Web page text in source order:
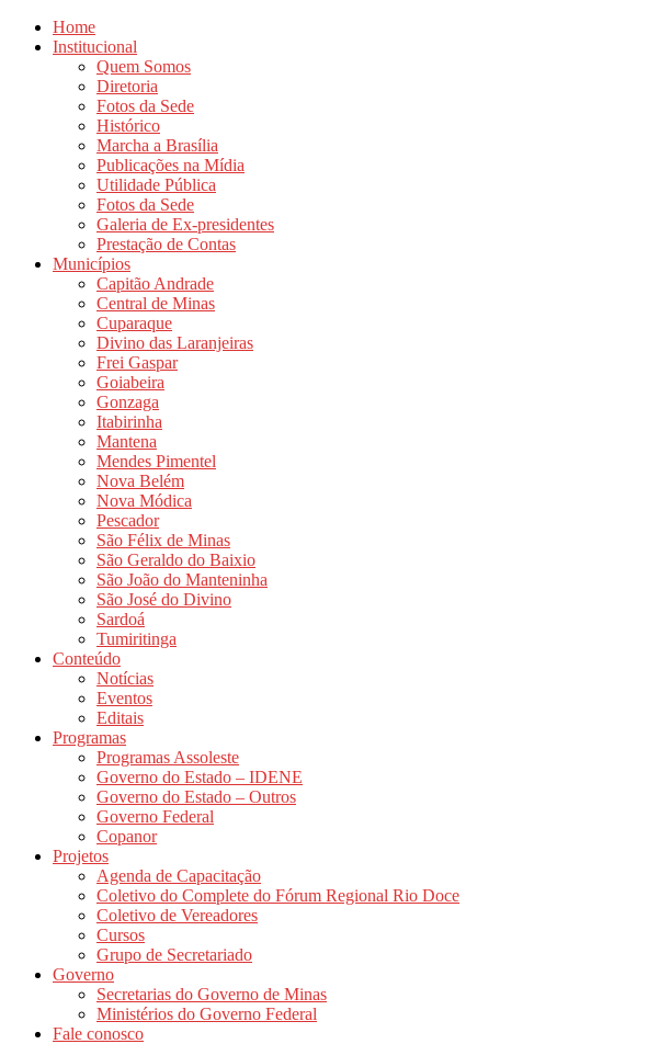
Home
Institucional
Quem Somos
Diretoria
Fotos da Sede
Histórico
Marcha a Brasília
Publicações na Mídia
Utilidade Pública
Fotos da Sede
Galeria de Ex-presidentes
Prestação de Contas
Municípios
Capitão Andrade
Central de Minas
Cuparaque
Divino das Laranjeiras
Frei Gaspar
Goiabeira
Gonzaga
Itabirinha
Mantena
Mendes Pimentel
Nova Belém
Nova Módica
Pescador
São Félix de Minas
São Geraldo do Baixio
São João do Manteninha
São José do Divino
Sardoá
Tumiritinga
Conteúdo
Notícias
Eventos
Editais
Programas
Programas Assoleste
Governo do Estado – IDENE
Governo do Estado – Outros
Governo Federal
Copanor
Projetos
Agenda de Capacitação
Coletivo do Complete do Fórum Regional Rio Doce
Coletivo de Vereadores
Cursos
Grupo de Secretariado
Governo
Secretarias do Governo de Minas
Ministérios do Governo Federal
Fale conosco